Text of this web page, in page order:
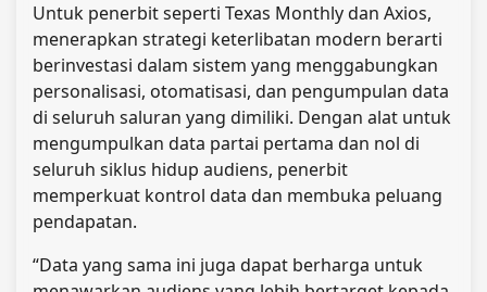
Untuk penerbit seperti Texas Monthly dan Axios,
menerapkan strategi keterlibatan modern berarti
berinvestasi dalam sistem yang menggabungkan
personalisasi, otomatisasi, dan pengumpulan data
di seluruh saluran yang dimiliki. Dengan alat untuk
mengumpulkan data partai pertama dan nol di
seluruh siklus hidup audiens, penerbit
memperkuat kontrol data dan membuka peluang
pendapatan.
“Data yang sama ini juga dapat berharga untuk